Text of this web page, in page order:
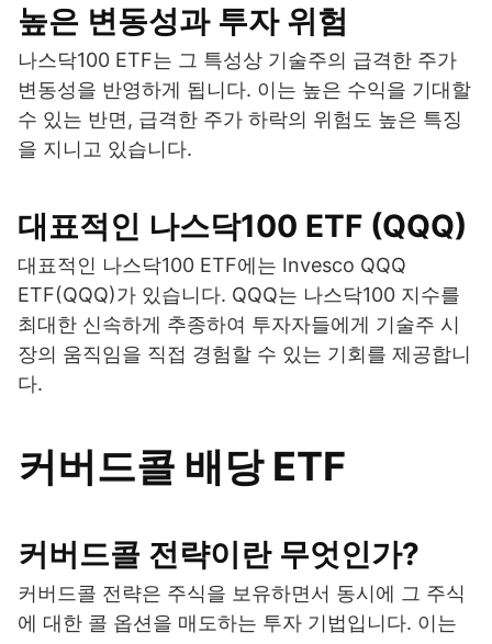
높은 변동성과 투자 위험
나스닥100 ETF는 그 특성상 기술주의 급격한 주가
변동성을 반영하게 됩니다. 이는 높은 수익을 기대할
수 있는 반면, 급격한 주가 하락의 위험도 높은 특징
을 지니고 있습니다.
대표적인 나스닥100 ETF (QQQ)
대표적인 나스닥100 ETF에는 Invesco QQQ
ETF(QQQ)가 있습니다. QQQ는 나스닥100 지수를
최대한 신속하게 추종하여 투자자들에게 기술주 시
장의 움직임을 직접 경험할 수 있는 기회를 제공합니
다.
커버드콜 배당 ETF
커버드콜 전략이란 무엇인가?
커버드콜 전략은 주식을 보유하면서 동시에 그 주식
에 대한 콜 옵션을 매도하는 투자 기법입니다. 이는